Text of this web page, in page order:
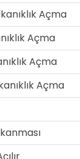
Açma
Açma
Açma
Açma